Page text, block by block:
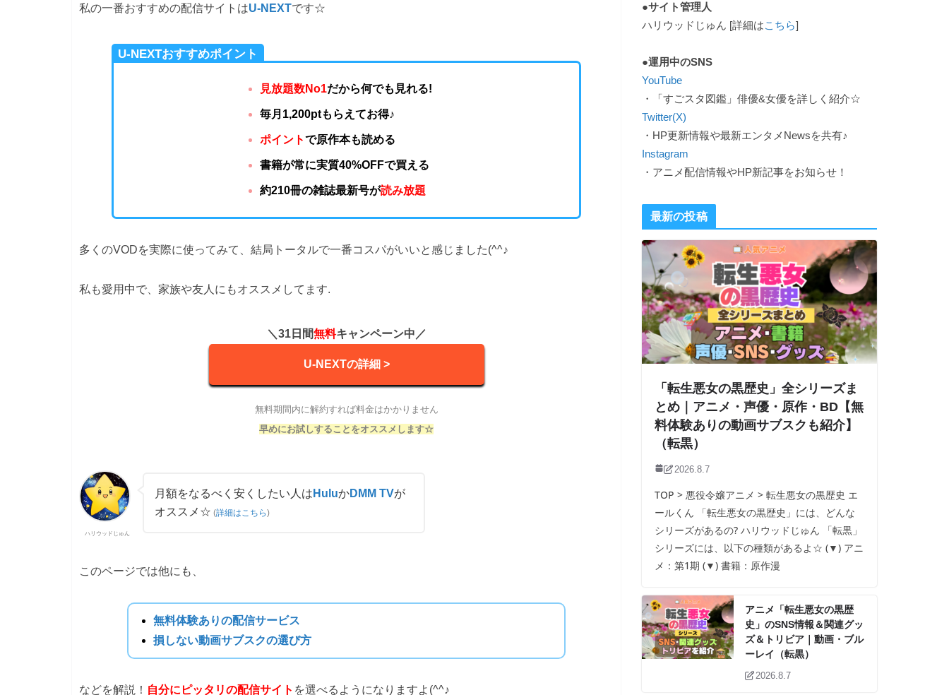
私の一番おすすめの配信サイトはU-NEXTです☆
U-NEXTおすすめポイント
見放題数No1だから何でも見れる!
毎月1,200ptもらえてお得♪
ポイントで原作本も読める
書籍が常に実質40%OFFで買える
約210冊の雑誌最新号が読み放題
多くのVODを実際に使ってみて、結局トータルで一番コスパがいいと感じました(^^♪
私も愛用中で、家族や友人にもオススメしてます.
＼31日間無料キャンペーン中／
U-NEXTの詳細 >
無料期間内に解約すれば料金はかかりません
早めにお試しすることをオススメします☆
ハリウッドじゅん
月額をなるべく安くしたい人は HuluかDMM TVが
オススメ☆ (詳細はこちら)
このページでは他にも、
無料体験ありの配信サービス
損しない動画サブスクの選び方
などを解説！ 自分にピッタリの配信サイト を選べるようになりますよ(^^♪
●サイト管理人
ハリウッドじゅん [詳細はこちら]
●運用中のSNS
YouTube
・「すごスタ図鑑」俳優&女優を詳しく紹介☆
Twitter(X)
・HP更新情報や最新エンタメNewsを共有♪
Instagram
・アニメ配信情報やHP新記事をお知らせ！
最新の投稿
「転生悪女の黒歴史」全シリーズま
とめ｜アニメ・声優・原作・BD【無
料体験ありの動画サブスクも紹介】
（転黒）
2026.8.7
TOP > 悪役令嬢アニメ > 転生悪女の黒歴史 エ
ールくん 「転生悪女の黒歴史」には、どんな
シリーズがあるの? ハリウッドじゅん 「転黒」
シリーズには、以下の種類があるよ☆ (▼) アニ
メ：第1期 (▼) 書籍：原作漫
アニメ「転生悪女の黒歴
史」のSNS情報＆関連グッ
ズ＆トリビア｜動画・ブル
ーレイ（転黒）
2026.8.7